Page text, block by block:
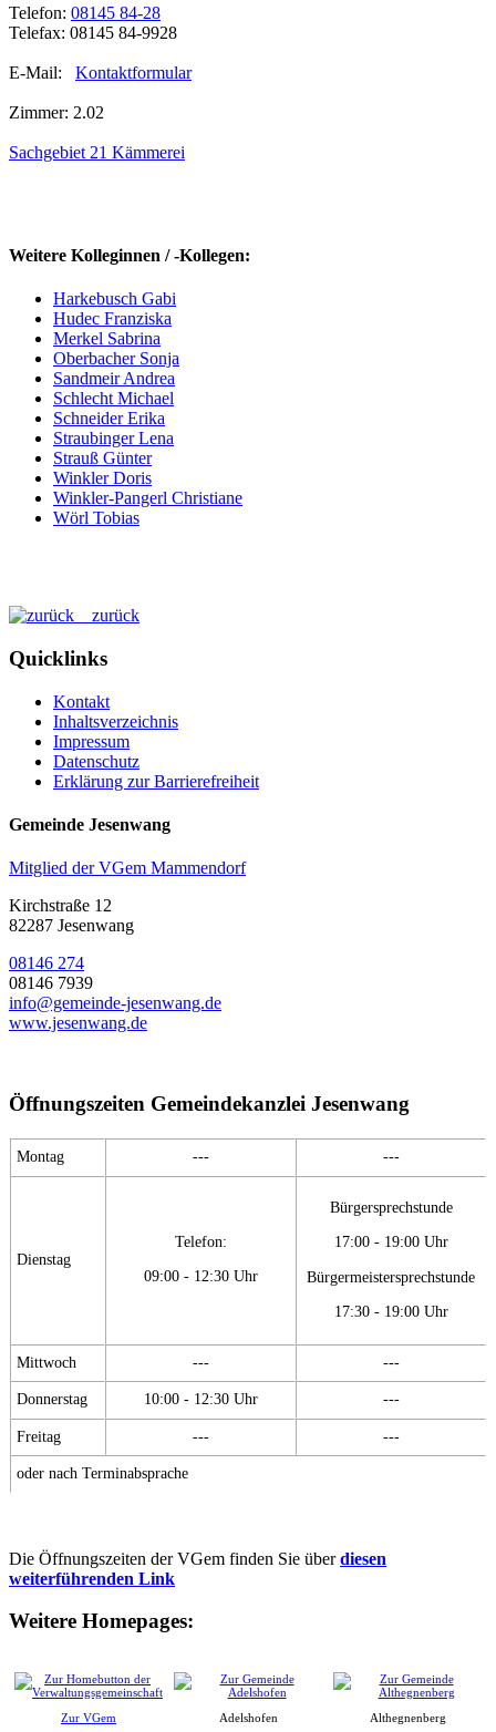
Telefon: 08145 84-28
Telefax: 08145 84-9928
E-Mail: Kontaktformular
Zimmer: 2.02
Sachgebiet 21 Kämmerei
Weitere Kolleginnen / -Kollegen:
Harkebusch Gabi
Hudec Franziska
Merkel Sabrina
Oberbacher Sonja
Sandmeir Andrea
Schlecht Michael
Schneider Erika
Straubinger Lena
Strauß Günter
Winkler Doris
Winkler-Pangerl Christiane
Wörl Tobias
zurück
Quicklinks
Kontakt
Inhaltsverzeichnis
Impressum
Datenschutz
Erklärung zur Barrierefreiheit
Gemeinde Jesenwang
Mitglied der VGem Mammendorf
Kirchstraße 12
82287 Jesenwang
08146 274
08146 7939
info@gemeinde-jesenwang.de
www.jesenwang.de
Öffnungszeiten Gemeindekanzlei Jesenwang
Montag --- ---
Dienstag
Telefon:
09:00 - 12:30 Uhr
Bürgersprechstunde
17:00 - 19:00 Uhr
Bürgermeistersprechstunde
17:30 - 19:00 Uhr
Mittwoch --- ---
Donnerstag 10:00 - 12:30 Uhr ---
Freitag --- ---
oder nach Terminabsprache
Die Öffnungszeiten der VGem finden Sie überdiesen
weiterführenden Link
Weitere Homepages:
Zur VGem Adelshofen Althegnenberg